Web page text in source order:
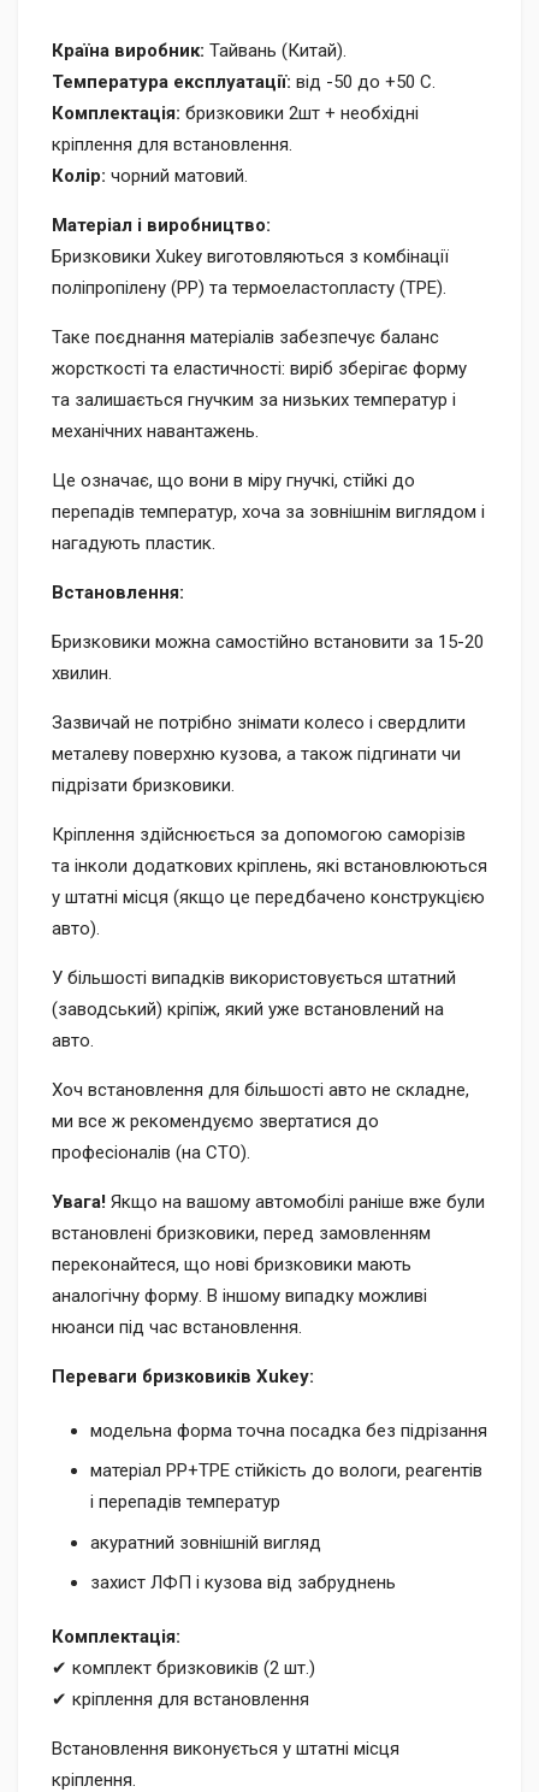
Країна виробник: Тайвань (Китай).
Температура експлуатації: від -50 до +50 C.
Комплектація: бризковики 2шт + необхідні
кріплення для встановлення.
Колір: чорний матовий.
Матеріал і виробництво:
Бризковики Xukey виготовляються з комбінації
поліпропілену (PP) та термоеластопласту (TPE).
Таке поєднання матеріалів забезпечує баланс
жорсткості та еластичності: виріб зберігає форму
та залишається гнучким за низьких температур і
механічних навантажень.
Це означає, що вони в міру гнучкі, стійкі до
перепадів температур, хоча за зовнішнім виглядом і
нагадують пластик.
Встановлення:
Бризковики можна самостійно встановити за 15-20
хвилин.
Зазвичай не потрібно знімати колесо і свердлити
металеву поверхню кузова, а також підгинати чи
підрізати бризковики.
Кріплення здійснюється за допомогою саморізів
та інколи додаткових кріплень, які встановлюються
у штатні місця (якщо це передбачено конструкцією
авто).
У більшості випадків використовується штатний
(заводський) кріпіж, який уже встановлений на
авто.
Хоч встановлення для більшості авто не складне,
ми все ж рекомендуємо звертатися до
професіоналів (на СТО).
Увага! Якщо на вашому автомобілі раніше вже були
встановлені бризковики, перед замовленням
переконайтеся, що нові бризковики мають
аналогічну форму. В іншому випадку можливі
нюанси під час встановлення.
Переваги бризковиків Xukey:
модельна форма точна посадка без підрізання
матеріал PP+TPE стійкість до вологи, реагентів
і перепадів температур
акуратний зовнішній вигляд
захист ЛФП і кузова від забруднень
Комплектація:
✔ комплект бризковиків (2 шт.)
✔ кріплення для встановлення
Встановлення виконується у штатні місця
кріплення.